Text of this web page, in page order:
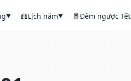
▼ 📖Lịch năm▼ 🧧Đếm ngược Tết